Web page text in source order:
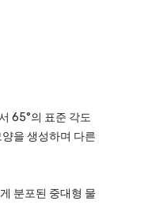
65°의 표준 각도
을 생성하며 다른
분포된 중대형 물